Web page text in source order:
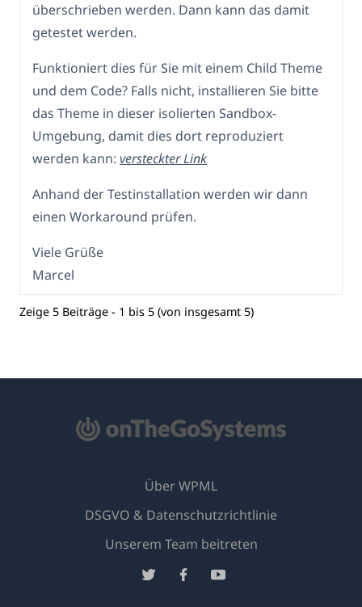
überschrieben werden. Dann kann das damit
getestet werden.
Funktioniert dies für Sie mit einem Child Theme
und dem Code? Falls nicht, installieren Sie bitte
das Theme in dieser isolierten Sandbox-
Umgebung, damit dies dort reproduziert
werden kann: versteckter Link
Anhand der Testinstallation werden wir dann
einen Workaround prüfen.
Viele Grüße
Marcel
Zeige 5 Beiträge - 1 bis 5 (von insgesamt 5)
Über WPML
DSGVO & Datenschutzrichtlinie
Unserem Team beitreten(öffnet
(öffnet
(öffnet(öffnet